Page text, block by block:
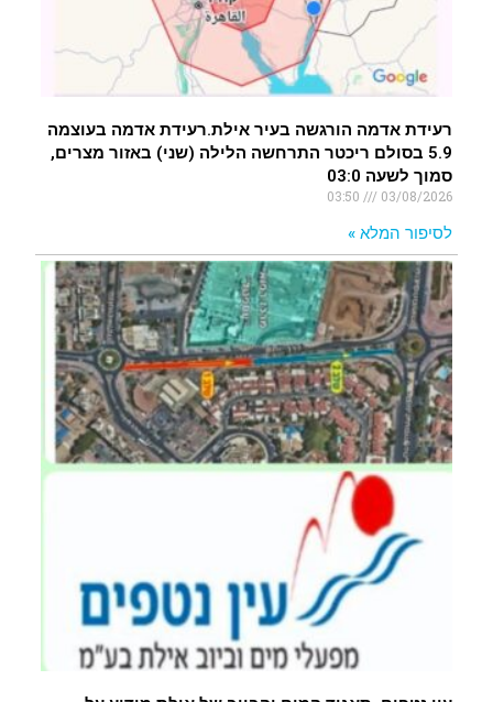
רעידת אדמה הורגשה בעיר אילת.רעידת אדמה בעוצמה
5.9 בסולם ריכטר התרחשה הלילה (שני) באזור מצרים,
סמוך לשעה 03:0
03/08/2026
לסיפור המלא »